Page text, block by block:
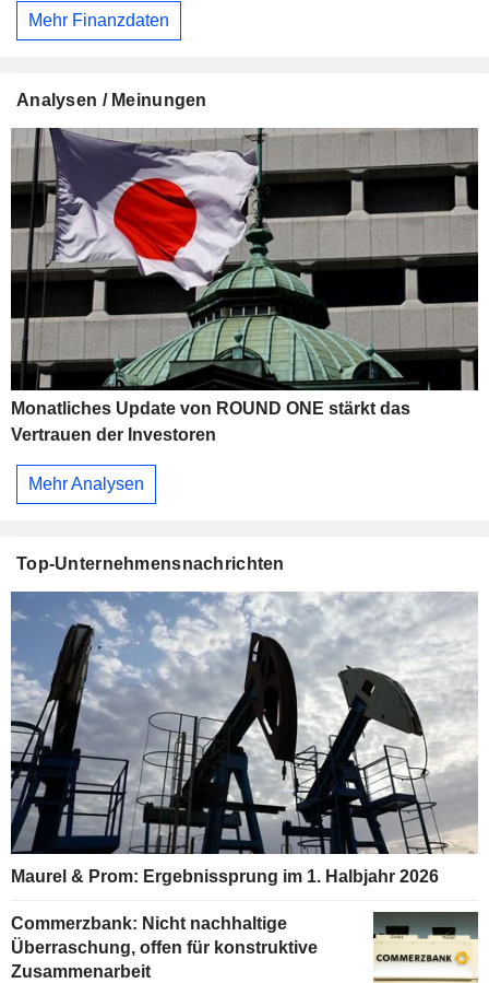
Mehr Finanzdaten
Analysen / Meinungen
Monatliches Update von ROUND ONE stärkt das
Vertrauen der Investoren
Mehr Analysen
Top-Unternehmensnachrichten
Maurel & Prom: Ergebnissprung im 1. Halbjahr 2026
Commerzbank: Nicht nachhaltige
Überraschung, offen für konstruktive
Zusammenarbeit